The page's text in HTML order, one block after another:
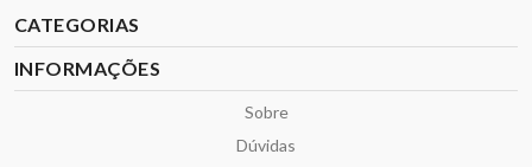
CATEGORIAS
INFORMAÇÕES
Sobre
Dúvidas